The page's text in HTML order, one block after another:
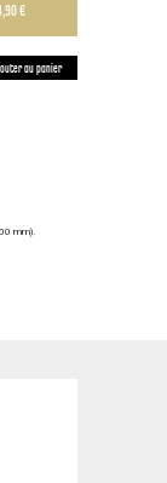
€
au panier
mm).